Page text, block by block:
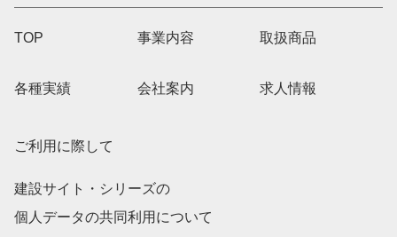
TOP 事業内容 取扱商品
各種実績 会社案内 求人情報
ご利用に際して
建設サイト・シリーズの
個人データの共同利用について